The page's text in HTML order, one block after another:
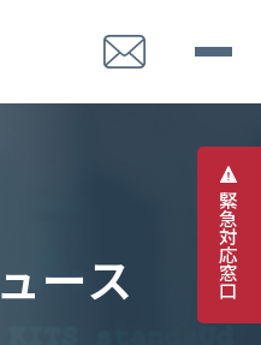
緊
急
対
応
窓
口
ュース